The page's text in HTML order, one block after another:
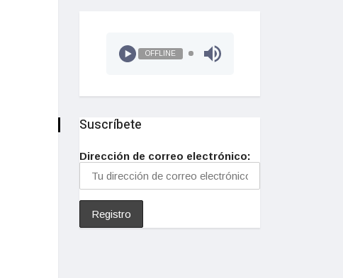
OFFLINE
Suscríbete
Dirección de correo electrónico: